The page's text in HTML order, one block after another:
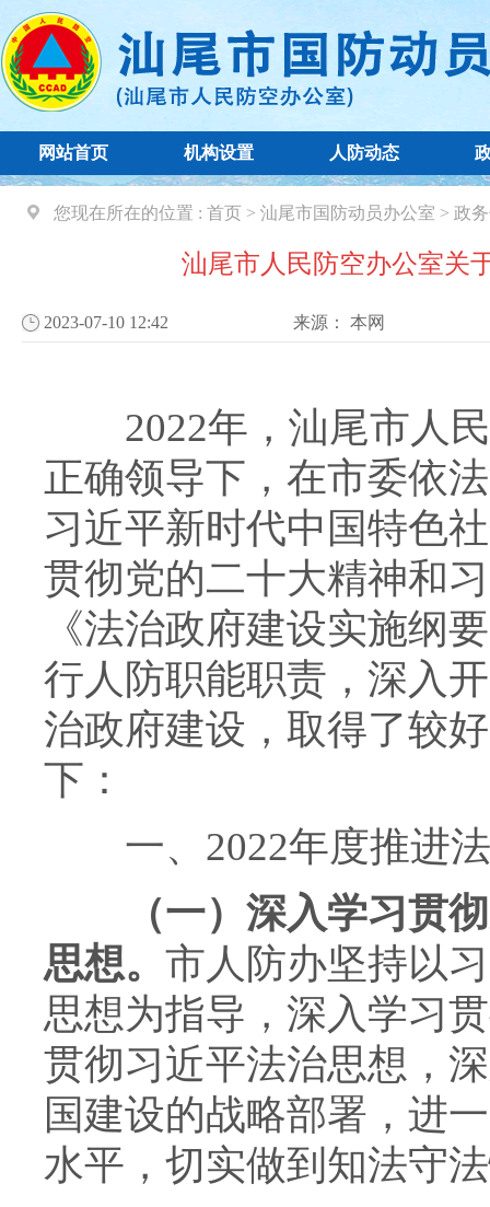
网站首页 机构设置 人防动态
您现在所在的位置 : 首页 > 汕尾市国防动员办公室 > 政
汕尾市人民防空办公室关
2023-07-10 12:42 来源： 本网
2022年，汕尾市人民
正确领导下，在市委依
习近平新时代中国特色
贯彻党的二十大精神和
《法治政府建设实施纲
行人防职能职责，深入
治政府建设，取得了较
下：
一、2022年度推进法
（一）深入学习贯彻
思想。 市人防办坚持以
思想为指导，深入学习
贯彻习近平法治思想，
国建设的战略部署，进
水平，切实做到知法守